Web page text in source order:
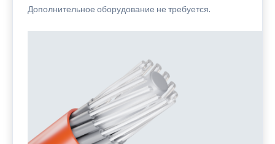
Дополнительное оборудование не требуется.